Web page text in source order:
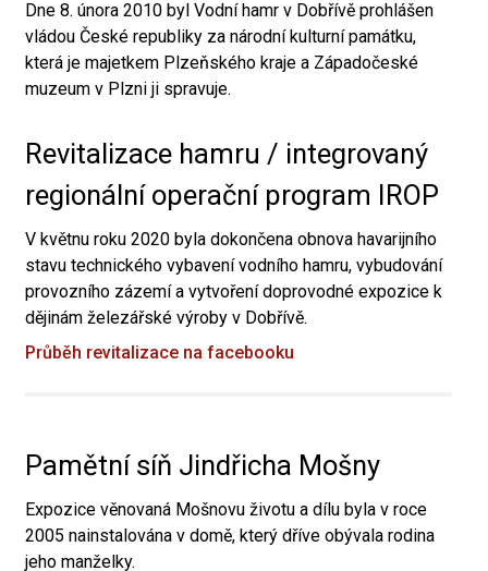
Dne 8. února 2010 byl Vodní hamr v Dobřívě prohlášen
vládou České republiky za národní kulturní památku,
která je majetkem Plzeňského kraje a Západočeské
muzeum v Plzni ji spravuje.
Revitalizace hamru / integrovaný
regionální operační program IROP
V květnu roku 2020 byla dokončena obnova havarijního
stavu technického vybavení vodního hamru, vybudování
provozního zázemí a vytvoření doprovodné expozice k
dějinám železářské výroby v Dobřívě.
Průběh revitalizace na facebooku
Pamětní síň Jindřicha Mošny
Expozice věnovaná Mošnovu životu a dílu byla v roce
2005 nainstalována v domě, který dříve obývala rodina
jeho manželky.